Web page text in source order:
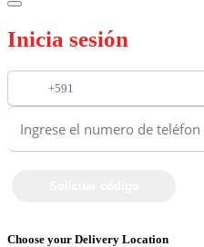
Inicia sesión
+591
Choose your Delivery Location